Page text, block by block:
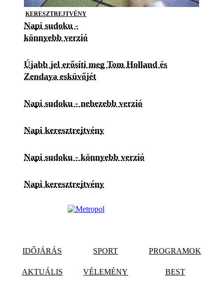
KERESZTREJTVÉNY
Napi sudoku -
könnyebb verzió
Újabb jel erősíti meg Tom Holland és
Zendaya esküvőjét
Napi sudoku - nehezebb verzió
Napi keresztrejtvény
Napi sudoku - könnyebb verzió
Napi keresztrejtvény
IDŐJÁRÁS SPORT PROGRAMOK
AKTUÁLIS VÉLEMÉNY BEST